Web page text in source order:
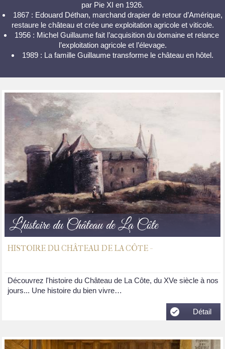
par Pie XI en 1926.
1867 : Edouard Déthan, marchand drapier de retour d’Amérique,
restaure le château et crée une exploitation agricole et viticole.
1956 : Michel Guillaume fait l’acquisition du domaine et relance
l’exploitation agricole et l’élevage.
1989 : La famille Guillaume transforme le château en hôtel.
L'histoire du Château de La Côte
HISTOIRE DU CHÂTEAU DE LA CÔTE -
Découvrez l'histoire du Château de La Côte, du XVe siècle à nos
jours... Une histoire du bien vivre…
Détail